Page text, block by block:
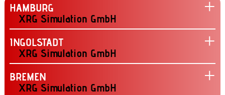
HAMBURG
XRG Simulation GmbH
INGOLSTADT
XRG Simulation GmbH
BREMEN
XRG Simulation GmbH